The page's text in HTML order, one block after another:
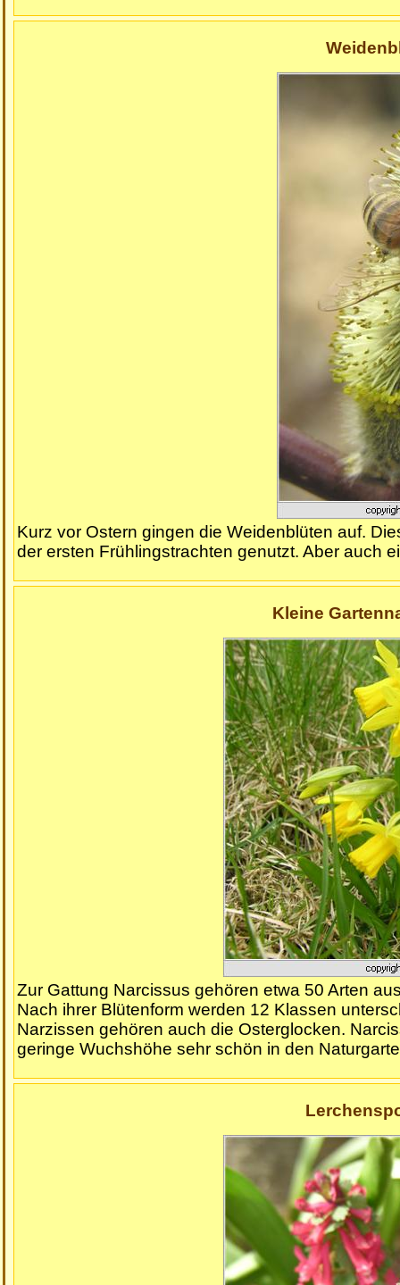
Kurz vor Ostern gingen die Weidenblüten auf.
der ersten Frühlingstrachten genutzt. Aber auch
Kleine
Zur Gattung Narcissus gehören etwa 50 Arten
Nach ihrer Blütenform werden 12 Klassen
Narzissen gehören auch die Osterglocken.
geringe Wuchshöhe sehr schön in den